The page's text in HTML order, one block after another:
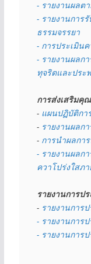
- รายงานผลต
- รายงานการ
ธรรมจรรยา
- การประเมิน
- รายงานผลก
ทุจริตและประ
การส่งเสริมคุ
- แผนปฏิบัติกา
- รายงานผลก
- การนำผลกา
- รายงานผลก
ควาโปร่งใสภ
รายงานการป
- รายงานการ
- รายงานการ
- รายงานการ